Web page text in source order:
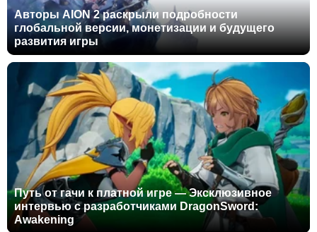
Авторы AION 2 раскрыли подробности
глобальной версии, монетизации и будущего
развития игры
Путь от гачи к платной игре — Эксклюзивное
интервью с разработчиками DragonSword:
Awakening